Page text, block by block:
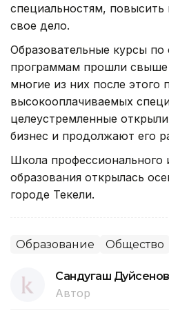
специальностям,
свое дело.
Образовательные курсы
программам прошли свыше
многие из них после этого
высокооплачиваемых
целеустремленные
бизнес и продолжают его
Школа профессионального
образования открылась
городе Текели.
Образование Общество
Сандугаш
Автор